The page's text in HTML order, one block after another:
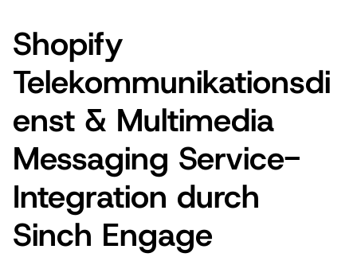
Shopify
Telekommunikationsdi
enst & Multimedia
Messaging Service-
Integration durch
Sinch Engage